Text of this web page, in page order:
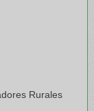
Rurales